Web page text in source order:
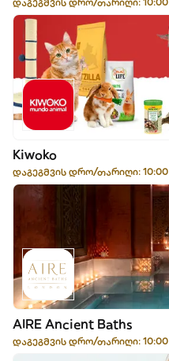
Kiwoko
დაგეგმვის დრო/თარიღი: 10:00
AIRE Ancient Baths
დაგეგმვის დრო/თარიღი: 10:00